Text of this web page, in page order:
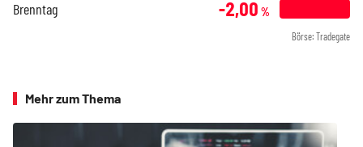
Brenntag -2,00 %
Börse: Tradegate
Mehr zum Thema